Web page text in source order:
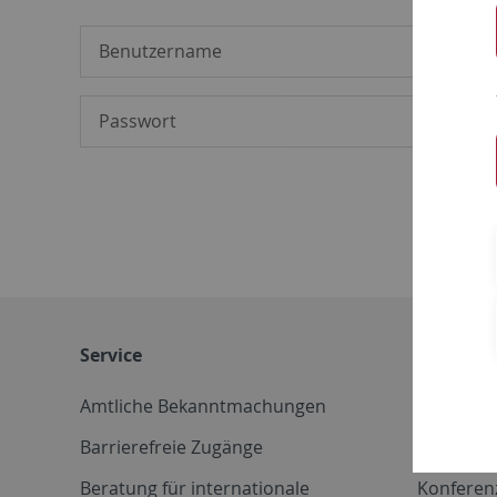
Service
Amtliche Bekanntmachungen
Barrierefreie Zugänge
Beratung für internationale